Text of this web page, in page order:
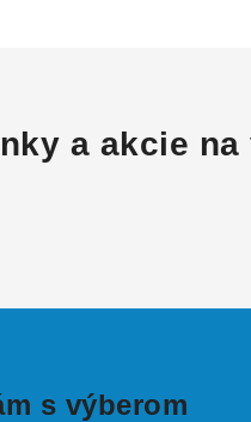
a akcie na
s výberom